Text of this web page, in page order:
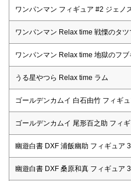
ワンパンマン フィギュア #2 ジェノ
ワンパンマン Relax time 戦慄のタツ
ワンパンマン Relax time 地獄のフブ
うる星やつら Relax time ラム
ゴールデンカムイ 白石由竹 フィギ
ゴールデンカムイ 尾形百之助 フィ
幽遊白書 DXF 浦飯幽助 フィギュア
幽遊白書 DXF 桑原和真 フィギュア